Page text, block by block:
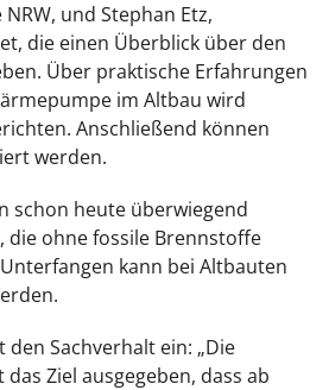
und Stephan Etz,
die einen Überblick über den
Über praktische Erfahrungen
im Altbau wird
Anschließend können
werden.
schon heute überwiegend
die ohne fossile Brennstoffe
kann bei Altbauten
Sachverhalt ein: „Die
Ziel ausgegeben, dass ab